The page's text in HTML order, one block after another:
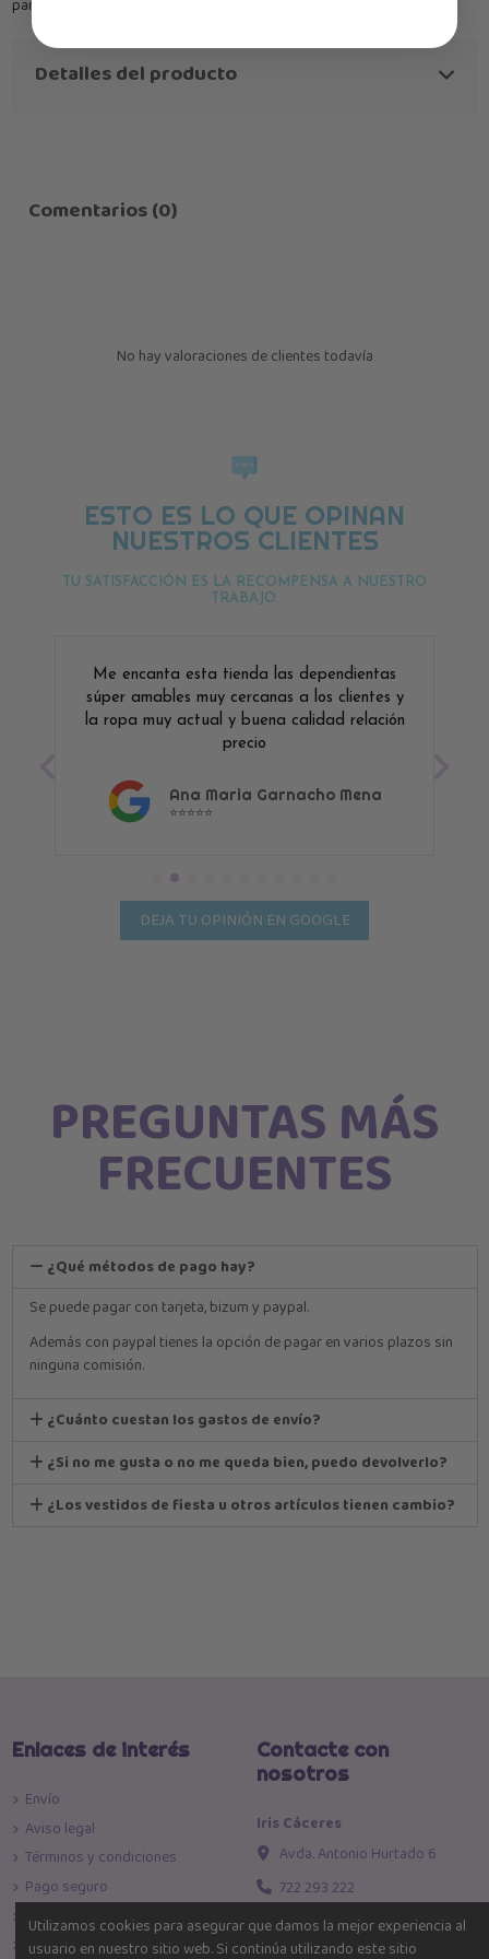
para colgar.
Detalles del producto
Comentarios (0)
No hay valoraciones de clientes todavía
ESTO ES LO QUE OPINAN
NUESTROS CLIENTES
TU SATISFACCIÓN ES LA RECOMPENSA A NUESTRO
TRABAJO.
Me encanta esta tienda las dependientas
súper amables muy cercanas a los clientes y
la ropa muy actual y buena calidad relación
precio
Ana Maria Garnacho Mena
⭐⭐⭐⭐⭐
DEJA TU OPINIÓN EN GOOGLE
PREGUNTAS MÁS
FRECUENTES
¿Qué métodos de pago hay?
Se puede pagar con tarjeta, bizum y paypal.
Además con paypal tienes la opción de pagar en varios plazos sin
ninguna comisión.
¿Cuánto cuestan los gastos de envío?
¿Si no me gusta o no me queda bien, puedo devolverlo?
¿Los vestidos de fiesta u otros artículos tienen cambio?
Enlaces de interés
Envío
Aviso legal
Términos y condiciones
Pago seguro
Política de devoluciones
Política de Privacidad
Contacte con
nosotros
Iris Cáceres
Avda. Antonio Hurtado 6
722 293 222
info@iriscaceres.com
Utilizamos cookies para asegurar que damos la mejor experiencia al
usuario en nuestro sitio web. Si continúa utilizando este sitio